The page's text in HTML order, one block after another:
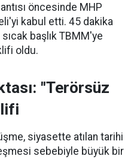
öncesinde MHP
kabul etti. 45 dakika
başlık TBMM'ye
oldu.
"Terörsüz
siyasette atılan tarihi
sebebiyle büyük bir